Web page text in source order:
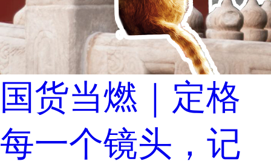
国货当燃｜定格
每一个镜头，记